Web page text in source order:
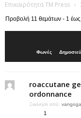
Επικαιρότητα TM Press ›
Προβολή 11 θεμάτων - 1
Φωνές
roaccutane
ordonnance
Ξεκίνησε από: vangoga
1